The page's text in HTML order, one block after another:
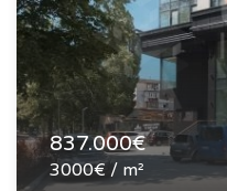
837.000€
3000€ / m²